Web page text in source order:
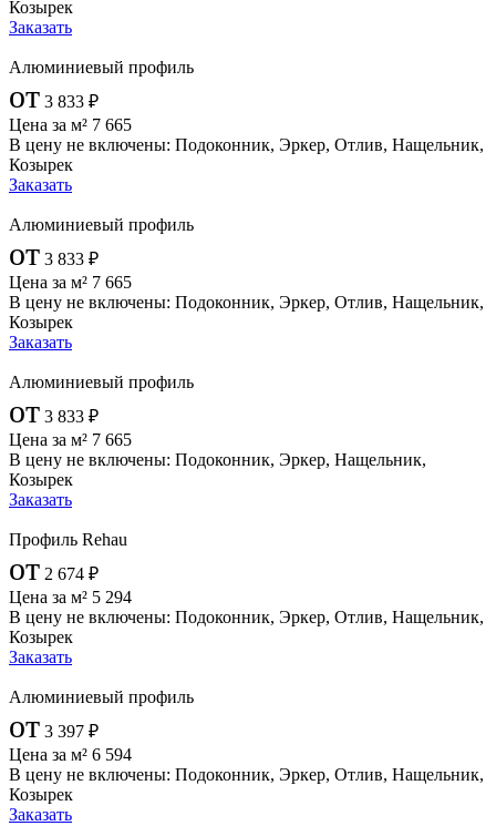
Козырек
Заказать
Алюминиевый профиль
от 3 833 ₽
Цена за м² 7 665
В цену не включены: Подоконник, Эркер, Отлив, Нащельник,
Козырек
Заказать
Алюминиевый профиль
от 3 833 ₽
Цена за м² 7 665
В цену не включены: Подоконник, Эркер, Отлив, Нащельник,
Козырек
Заказать
Алюминиевый профиль
от 3 833 ₽
Цена за м² 7 665
В цену не включены: Подоконник, Эркер, Нащельник,
Козырек
Заказать
Профиль Rehau
от 2 674 ₽
Цена за м² 5 294
В цену не включены: Подоконник, Эркер, Отлив, Нащельник,
Козырек
Заказать
Алюминиевый профиль
от 3 397 ₽
Цена за м² 6 594
В цену не включены: Подоконник, Эркер, Отлив, Нащельник,
Козырек
Заказать